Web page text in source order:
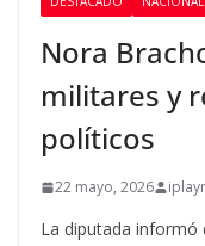
Nora
militares y
políticos
22 mayo, 2026
La diputada informó